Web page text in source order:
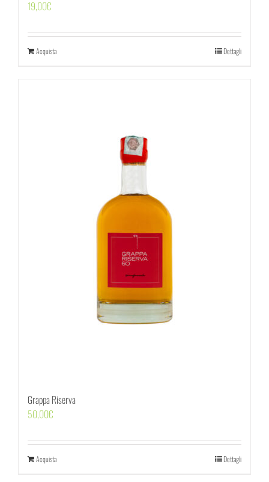
19,00€
Acquista Dettagli
Grappa Riserva
50,00€
Acquista Dettagli